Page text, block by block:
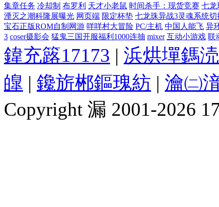
集章任务 冷却制 布罗利 天才小老鼠 时间杀手：现货竞赛 七龙
湮灭之潮科隆展曝光 网页端 限定杯垫 七龙珠异战3灵魂系统切
宝石正版ROM自制网游 咩咩村大冒险 PC/主机 中国人能飞 异
3 coser摄影会 猛鬼三国开服福利1000连抽 mixer 互动小游戏 联
鍏充簬17173 | 浜烘墠鎷
皥 | 鑱旂郴鏂瑰紡 | 瀹㈡
Copyright 漏 2001-2026